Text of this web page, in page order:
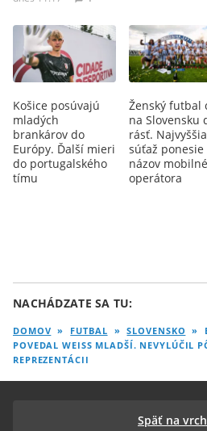
Košice posúvajú
mladých
brankárov do
Európy. Ďalší mieri
do portugalského
tímu
Ženský futbal
na Slovensku
rásť. Najvyššia
súťaž ponesie
názov
operátora
NACHÁDZATE SA TU:
DOMOV » FUTBAL » SLOVENSKO »
POVEDAL WEISS MLADŠÍ. NEVYLÚČIL
REPREZENTÁCII
Späť na vrch